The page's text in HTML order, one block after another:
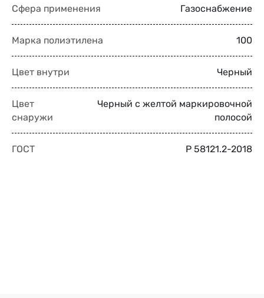
Сфера применения Газоснабжение
Марка полиэтилена 100
Цвет внутри Черный
Цвет
снаружи
Черный с желтой маркировочной
полосой
ГОСТ Р 58121.2-2018